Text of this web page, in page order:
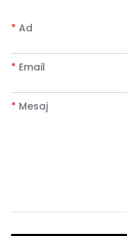
* Ad
* Email
* Mesaj